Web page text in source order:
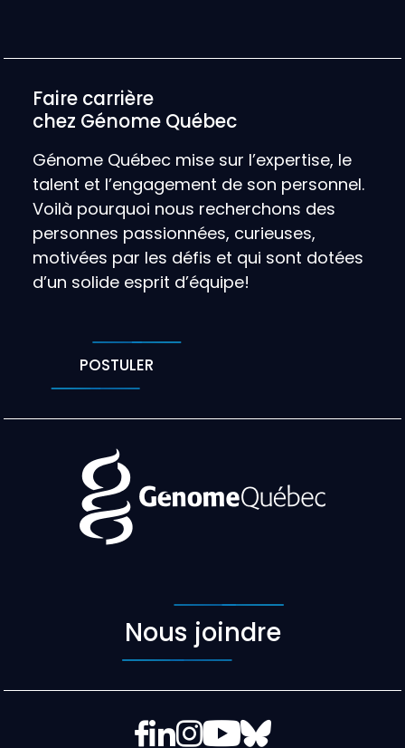
Faire carrière
chez Génome Québec
Génome Québec mise sur l’expertise, le
talent et l’engagement de son personnel.
Voilà pourquoi nous recherchons des
personnes passionnées, curieuses,
motivées par les défis et qui sont dotées
d’un solide esprit d’équipe!
POSTULER
Facebook
LinkedIn
Instagram
YouTube
Bluesky
Nous joindre